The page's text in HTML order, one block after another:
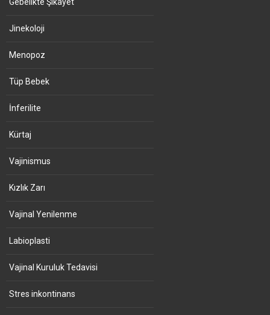
Jinekoloji
Menopoz
Tüp Bebek
İnferilite
Kürtaj
Vajinismus
Kızlık Zarı
Vajinal Yenilenme
Labioplasti
Vajinal Kuruluk Tedavisi
Stres inkontinans